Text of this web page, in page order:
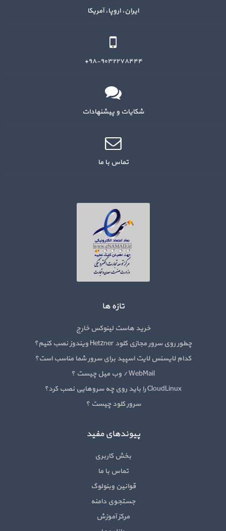
ایران، اروپا، آمریکا
۹۸-۹۰۳۲۲۷۸۴۴۴+
شکایات و پیشنهادات
تماس با ما
تازه ها
خرید هاست لینوکس خارج
چطور روی سرور مجازی کلود Hetzner ویندوز نصب کنیم؟
کدام لایسنس لایت اسپید برای سرور شما مناسب است؟
WebMail / وب میل چیست ؟
CloudLinux را باید روی چه سروهایی نصب کرد؟
سرور کلود چیست ؟
پیوندهای مفید
بخش کاربری
تماس با ما
قوانین وبنولوگ
جستجوی دامنه
مرکز آموزش